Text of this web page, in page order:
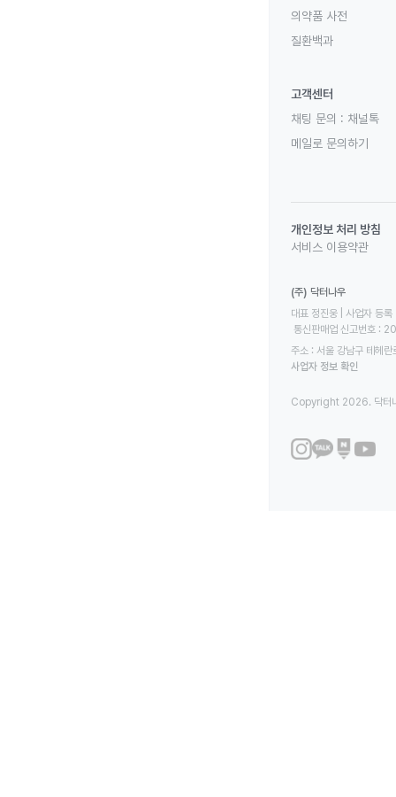
의약품 사전
질환백과
고객센터
채팅 문의 : 채널톡
메일로 문의하기
개인정보 처리 방침
서비스 이용약관
(주) 닥터나우
대표 정진웅 | 사업자
통신판매업 신고번호
주소 : 서울 강남구 테헤
사업자 정보 확인
Copyright 2026. 닥터